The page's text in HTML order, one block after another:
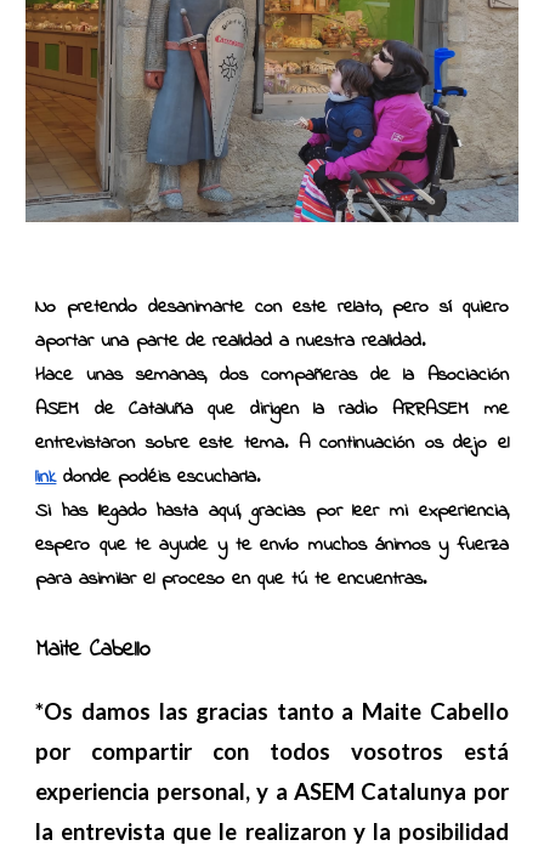
No pretendo desanimarte con este relato, pero sí quiero
aportar una parte de realidad a nuestra realidad.
Hace unas semanas, dos compañeras de la Asociación
ASEM de Cataluña que dirigen la radio ARRASEM me
entrevistaron sobre este tema. A continuación os dejo el
linkdonde podéis escucharla.
Si has llegado hasta aquí, gracias por leer mi experiencia,
espero que te ayude y te envío muchos ánimos y fuerza
para asimilar el proceso en que tú te encuentras.
Maite Cabello
*Os damos las gracias tanto a Maite Cabello
por compartir con todos vosotros está
experiencia personal, y a ASEM Catalunya por
la entrevista que le realizaron y la posibilidad